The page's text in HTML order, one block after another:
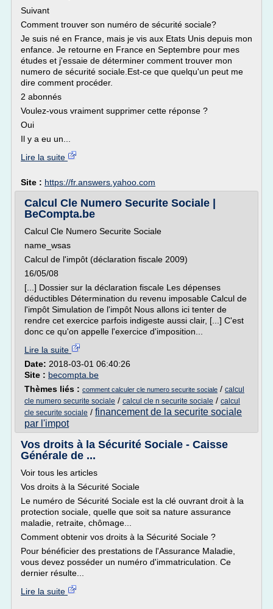
Suivant
Comment trouver son numéro de sécurité sociale?
Je suis né en France, mais je vis aux Etats Unis depuis mon
enfance. Je retourne en France en Septembre pour mes
études et j'essaie de déterminer comment trouver mon
numero de sécurité sociale.Est-ce que quelqu'un peut me
dire comment procéder.
2 abonnés
Voulez-vous vraiment supprimer cette réponse ?
Oui
Il y a eu un...
Lire la suite
Site : https://fr.answers.yahoo.com
Calcul Cle Numero Securite Sociale |
BeCompta.be
Calcul Cle Numero Securite Sociale
name_wsas
Calcul de l'impôt (déclaration fiscale 2009)
16/05/08
[...] Dossier sur la déclaration fiscale Les dépenses
déductibles Détermination du revenu imposable Calcul de
l'impôt Simulation de l'impôt Nous allons ici tenter de
rendre cet exercice parfois indigeste aussi clair, [...] C'est
donc ce qu'on appelle l'exercice d'imposition...
Lire la suite
Date: 2018-03-01 06:40:26
Site : becompta.be
Thèmes liés : comment calculer cle numero securite sociale / calcul
cle numero securite sociale / calcul cle n securite sociale / calcul
cle securite sociale / financement de la securite sociale
par l'impot
Vos droits à la Sécurité Sociale - Caisse
Générale de ...
Voir tous les articles
Vos droits à la Sécurité Sociale
Le numéro de Sécurité Sociale est la clé ouvrant droit à la
protection sociale, quelle que soit sa nature assurance
maladie, retraite, chômage...
Comment obtenir vos droits à la Sécurité Sociale ?
Pour bénéficier des prestations de l'Assurance Maladie,
vous devez posséder un numéro d'immatriculation. Ce
dernier résulte...
Lire la suite